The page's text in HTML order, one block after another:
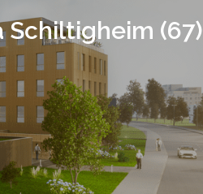
Schiltigheim (67)